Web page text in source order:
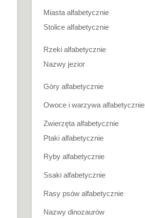
Miasta alfabetycznie
Stolice alfabetycznie
Rzeki alfabetycznie
Nazwy jezior
Góry alfabetycznie
Owoce i warzywa alfabetycznie
Zwierzęta alfabetycznie
Ptaki alfabetycznie
Ryby alfabetycznie
Ssaki alfabetycznie
Rasy psów alfabetycznie
Nazwy dinozaurów